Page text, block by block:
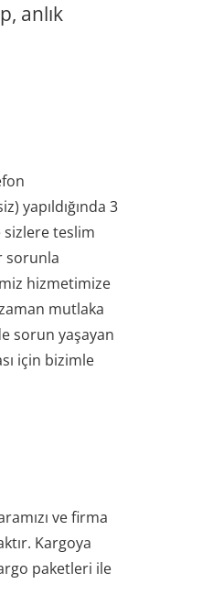
anlık
yapıldığında 3
teslim
sorunla
hizmetimize
mutlaka
sorun yaşayan
için bizimle
ve firma
Kargoya
paketleri ile